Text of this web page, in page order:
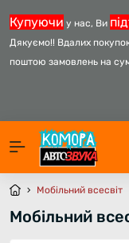
Купуючи у нас, Ви
Дякуємо!! Вдалих
поштою замовлень на
Мобільний всесвіт
Мобільний